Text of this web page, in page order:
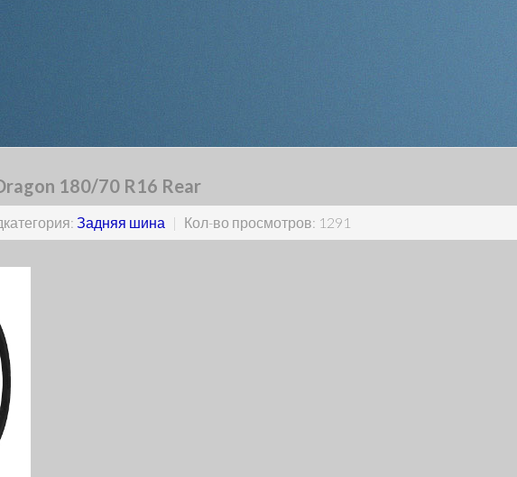
180/70 R16 Rear
Задняя шина | Кол-во просмотров: 1291